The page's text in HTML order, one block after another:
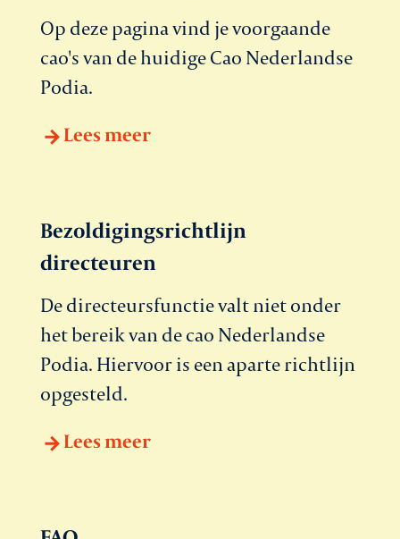
Op deze pagina vind je voorgaande
cao's van de huidige Cao Nederlandse
Podia.
Lees meer
Bezoldigingsrichtlijn
directeuren
De directeursfunctie valt niet onder
het bereik van de cao Nederlandse
Podia. Hiervoor is een aparte richtlijn
opgesteld.
Lees meer